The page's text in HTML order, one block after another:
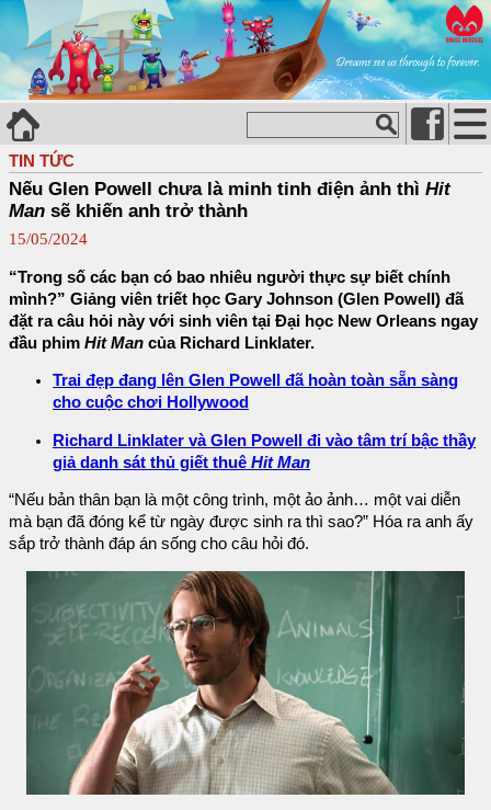
TIN TỨC
Nếu Glen Powell chưa là minh tinh điện ảnh thì Hit
Man sẽ khiến anh trở thành
15/05/2024
“Trong số các bạn có bao nhiêu người thực sự biết chính
mình?” Giảng viên triết học Gary Johnson (Glen Powell) đã
đặt ra câu hỏi này với sinh viên tại Đại học New Orleans ngay
đầu phim Hit Man của Richard Linklater.
Trai đẹp đang lên Glen Powell đã hoàn toàn sẵn sàng
cho cuộc chơi Hollywood
Richard Linklater và Glen Powell đi vào tâm trí bậc thầy
giả danh sát thủ giết thuê Hit Man
“Nếu bản thân bạn là một công trình, một ảo ảnh… một vai diễn
mà bạn đã đóng kể từ ngày được sinh ra thì sao?” Hóa ra anh ấy
sắp trở thành đáp án sống cho câu hỏi đó.